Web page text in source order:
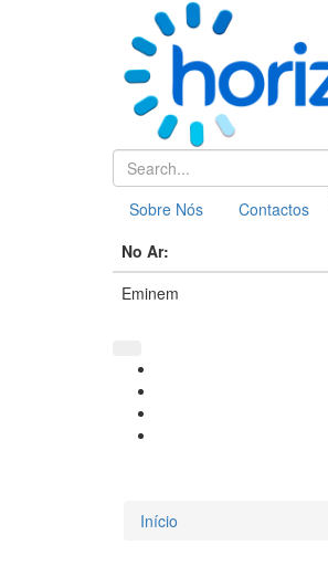
Sobre Nós Contactos
No Ar:
Eminem
Está aqui
Início